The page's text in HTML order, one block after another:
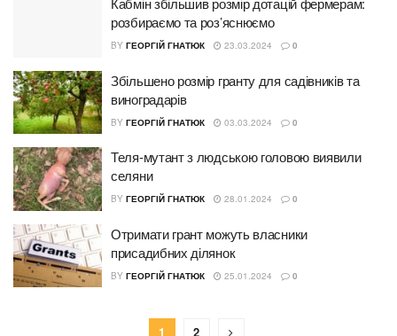
розбираємо та роз’яснюємо
BY ГЕОРГІЙ ГНАТЮК 23.03.2024 0
Збільшено розмір гранту для садівників та
виноградарів
BY ГЕОРГІЙ ГНАТЮК 03.03.2024 0
Теля-мутант з людською головою виявили
селяни
BY ГЕОРГІЙ ГНАТЮК 28.01.2024 0
Отримати грант можуть власники
присадибних ділянок
BY ГЕОРГІЙ ГНАТЮК 25.01.2024 0
1 2